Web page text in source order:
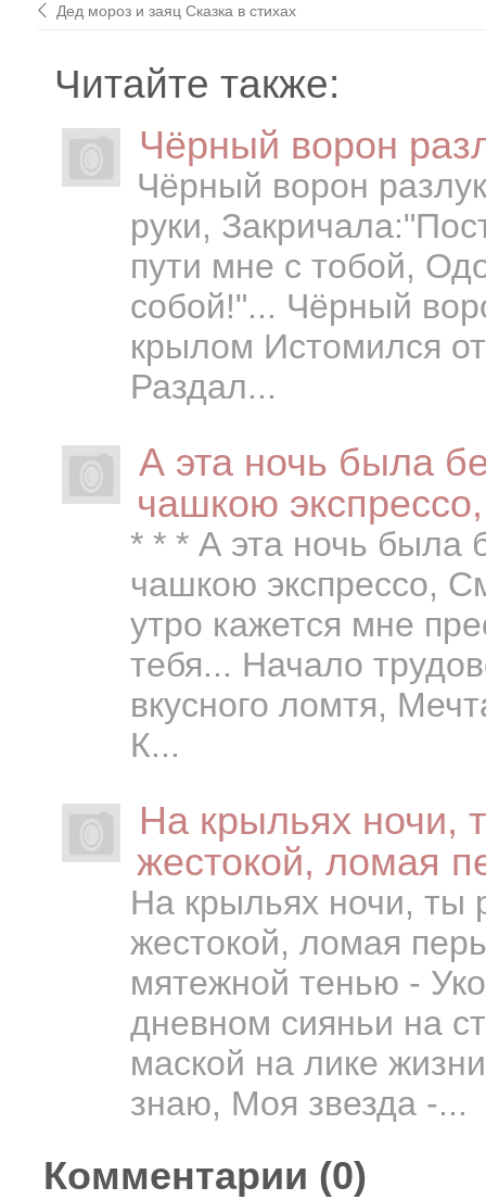
Дед мороз и заяц Сказка в стихах
Читайте также:
Чёрный ворон
Чёрный ворон
руки,
пути мне с тобой,
собой!"... Чёрный
крылом Истомился
Раздал...
А эта ночь была
чашкою
* * * А эта ночь была
чашкою экспрессо,
утро кажется мне
тебя... Начало
вкусного ломтя,
К...
На крыльях ночи,
жестокой, ломая
На крыльях ночи, ты
жестокой, ломая
мятежной тенью -
дневном сияньи на
маской на лике
знаю, Моя звезда -...
Комментарии (0)